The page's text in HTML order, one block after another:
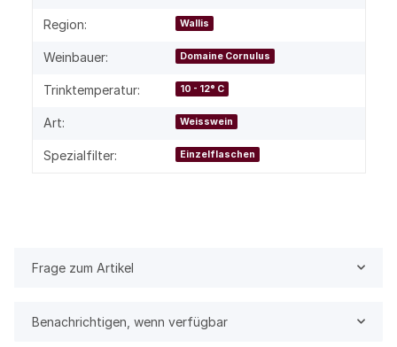
Region: Wallis
Weinbauer: Domaine Cornulus
Trinktemperatur: 10 - 12° C
Art: Weisswein
Spezialfilter: Einzelflaschen
Frage zum Artikel
Benachrichtigen, wenn verfügbar